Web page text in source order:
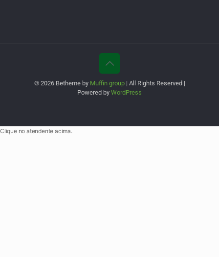
© 2026 Betheme by Muffin group| All Rights Reserved |
Powered by WordPress
Clique no atendente acima.